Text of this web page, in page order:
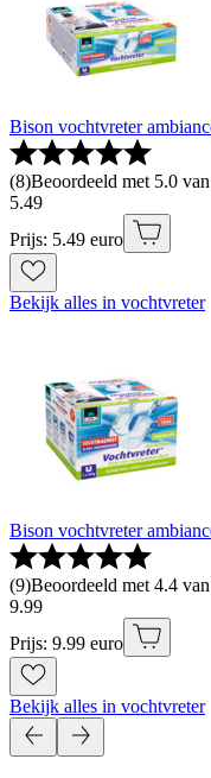
Bison vochtvreter
(8)Beoordeeld met 5.0
5.49
Prijs: 5.49 euro
Bekijk alles in vochtvreter
Bison vochtvreter
(9)Beoordeeld met 4.4
9.99
Prijs: 9.99 euro
Bekijk alles in vochtvreter